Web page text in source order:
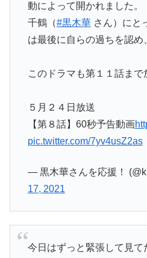
動によって開かれました。
千鶴（#黒木華さん）にと
は最後に自らの過ちを認め
このドラマも第１１話まで
５月２４日放送
【第８話】60秒予告動画
pic.twitter.com/7yv4usZ2as
— 黒木華さんを応援！
17, 2021
今日はずっと緊張して見て